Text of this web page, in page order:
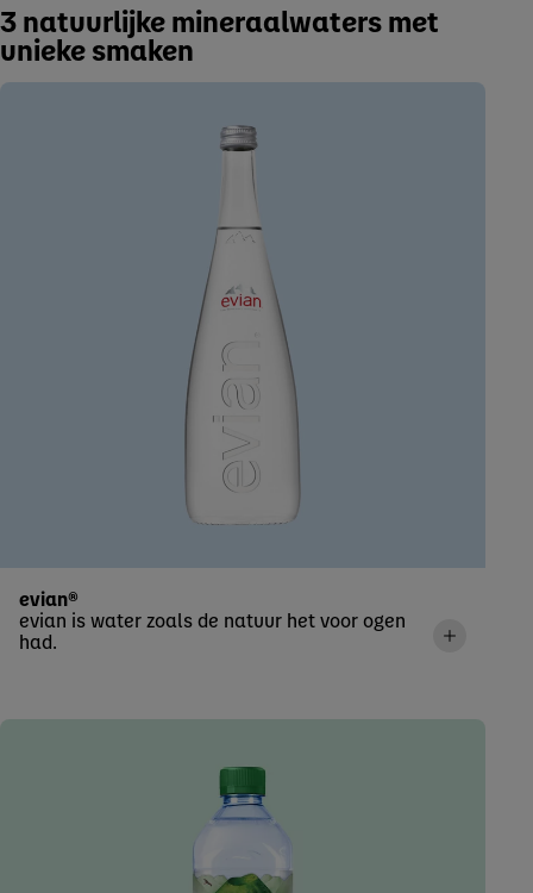
3 natuurlijke mineraalwaters met
unieke smaken
evian is water zoals de natuur het voor ogen
had.
evian®